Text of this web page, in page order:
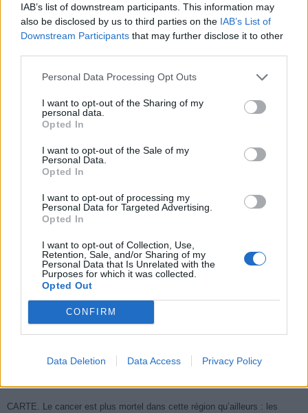
IAB’s list of downstream participants. This information may
also be disclosed by us to third parties on the IAB’s List of
Downstream Participants that may further disclose it to other
Personal Data Processing Opt Outs
I want to opt-out of the Sharing of my
personal data.
Opted In
I want to opt-out of the Sale of my
Personal Data.
Opted In
I want to opt-out of processing my
Personal Data for Targeted Advertising.
Opted In
I want to opt-out of Collection, Use,
Retention, Sale, and/or Sharing of my
Personal Data that Is Unrelated with the
Purposes for which it was collected.
Opted Out
CONFIRM
Data Deletion Data Access Privacy Policy
cardiologues pour
lunettes de sécurité
combattre le cancer
Populaires
Médicament retiré en urgence pour risques graves et données falsifiées
Ce cancer mortel explose chez les personnes nées après 1980 : le
symptôme à repérer
Je suis cardiologue et voici le seul chocolat que je valide : c’est le
meilleur pour le cœur
Cancer du foie : Symptômes silencieux mais vitaux à connaître
1.7k views
CARTE. Le cancer est plus mortel dans cette région qu’ailleurs : les